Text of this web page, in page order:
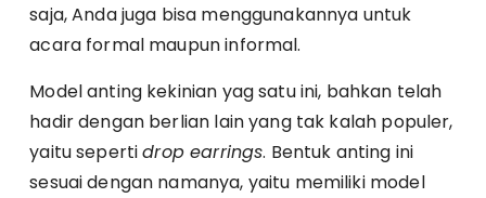
saja, Anda juga bisa menggunakannya untuk
acara formal maupun informal.
Model anting kekinian yag satu ini, bahkan telah
hadir dengan berlian lain yang tak kalah populer,
yaitu sepertidrop earrings. Bentuk anting ini
sesuai dengan namanya, yaitu memiliki model